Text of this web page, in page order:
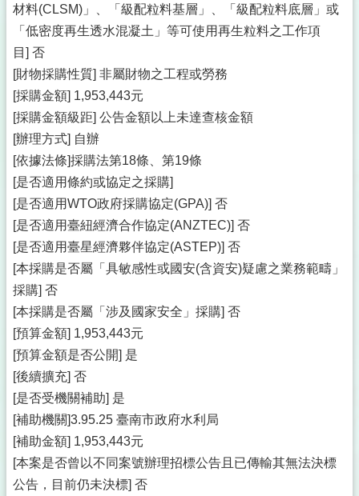
材料(CLSM)」、「級配粒料基層」、「級配粒料底層」或
「低密度再生透水混凝土」等可使用再生粒料之工作項
目] 否
[財物採購性質] 非屬財物之工程或勞務
[採購金額] 1,953,443元
[採購金額級距] 公告金額以上未達查核金額
[辦理方式] 自辦
[依據法條]採購法第18條、第19條
[是否適用條約或協定之採購]
[是否適用WTO政府採購協定(GPA)] 否
[是否適用臺紐經濟合作協定(ANZTEC)] 否
[是否適用臺星經濟夥伴協定(ASTEP)] 否
[本採購是否屬「具敏感性或國安(含資安)疑慮之業務範疇」
採購] 否
[本採購是否屬「涉及國家安全」採購] 否
[預算金額] 1,953,443元
[預算金額是否公開] 是
[後續擴充] 否
[是否受機關補助] 是
[補助機關]3.95.25 臺南市政府水利局
[補助金額] 1,953,443元
[本案是否曾以不同案號辦理招標公告且已傳輸其無法決標
公告，目前仍未決標] 否